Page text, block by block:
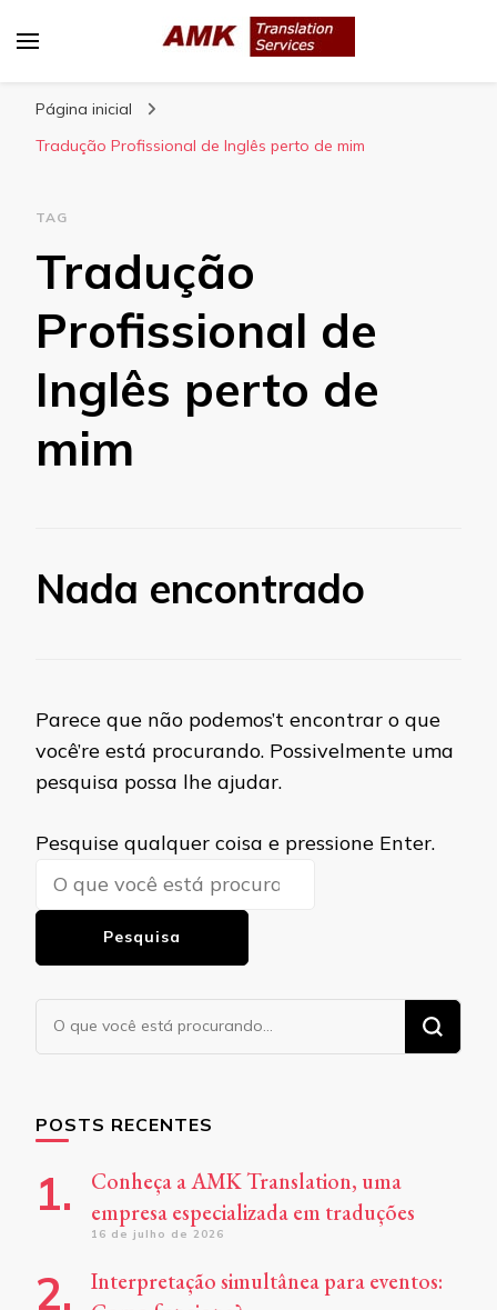
livre, tradução técnica, interpretação
consecutiva, interpretação simultânea, etc.
Página inicial
Tradução Profissional de Inglês perto de mim
TAG
Tradução
Profissional de
Inglês perto de
mim
Nada encontrado
Parece que não podemos’t encontrar o que
você’re está procurando. Possivelmente uma
pesquisa possa lhe ajudar.
Procurando
algo?
Pesquise qualquer coisa e pressione Enter.
Procurando
algo?
POSTS RECENTES
Conheça a AMK Translation, uma
empresa especializada em traduções
16 de julho de 2026
Interpretação simultânea para eventos: